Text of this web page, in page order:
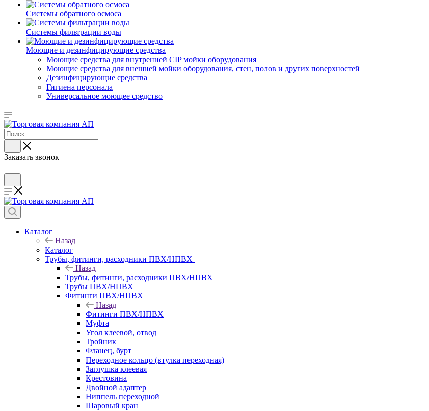
Системы обратного осмоса
Системы фильтрации воды
Моющие и дезинфицирующие средства
Моющие средства для внутренней CIP мойки оборудования
Моющие средства для внешней мойки оборудования, стен, полов и других поверхностей
Дезинфицирующие средства
Гигиена персонала
Универсальное моющее средство
Заказать звонок
Каталог
Назад
Каталог
Трубы, фитинги, расходники ПВХ/НПВХ
Назад
Трубы, фитинги, расходники ПВХ/НПВХ
Трубы ПВХ/НПВХ
Фитинги ПВХ/НПВХ
Назад
Фитинги ПВХ/НПВХ
Муфта
Угол клеевой, отвод
Тройник
Фланец, бурт
Переходное кольцо (втулка переходная)
Заглушка клеевая
Крестовина
Двойной адаптер
Ниппель переходной
Шаровый кран